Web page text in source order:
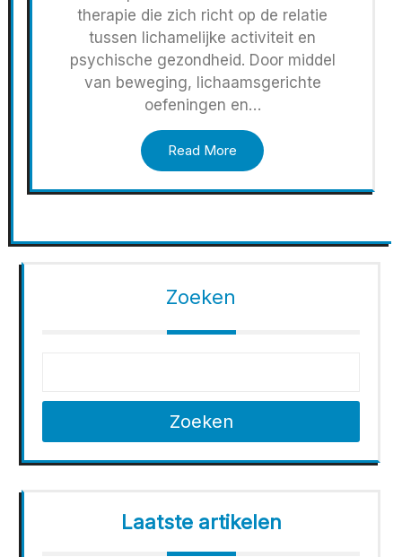
therapie die zich richt op de relatie
tussen lichamelijke activiteit en
psychische gezondheid. Door middel
van beweging, lichaamsgerichte
oefeningen en…
Read More
Zoeken
Zoeken
Laatste artikelen